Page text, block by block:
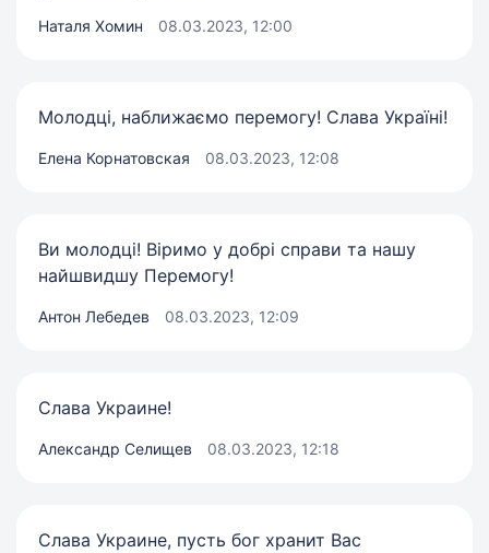
Наталя Хомин 08.03.2023, 12:00
Молодці, наближаємо перемогу! Слава Україні!
Елена Корнатовская 08.03.2023, 12:08
Ви молодці! Віримо у добрі справи та нашу
найшвидшу Перемогу!
Антон Лебедев 08.03.2023, 12:09
Слава Украине!
Александр Селищев 08.03.2023, 12:18
Слава Украине, пусть бог хранит Вас